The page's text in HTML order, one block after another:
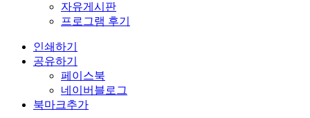
자유게시판
프로그램 후기
인쇄하기
공유하기
페이스북
네이버블로그
북마크추가